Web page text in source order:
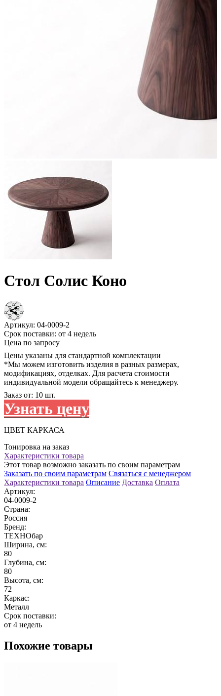
Стол Солис Коно
Артикул: 04-0009-2
Срок поставки: от 4 недель
Цена по запросу
Цены указаны для стандартной комплектации
*Мы можем изготовить изделия в разных размерах,
модификациях, отделках. Для расчета стоимости
индивидуальной модели обращайтесь к менеджеру.
Заказ от: 10 шт.
Узнать цену
ЦВЕТ КАРКАСА
Тонировка на заказ
Характеристики товара
Этот товар возможно заказать по своим параметрам
Заказать по своим параметрам Связаться с менеджером
Характеристики товара Описание Доставка Оплата
Артикул:
04-0009-2
Страна:
Россия
Бренд:
ТЕХНОбар
Ширина, см:
80
Глубина, см:
80
Высота, см:
72
Каркас:
Металл
Срок поставки:
от 4 недель
Похожие товары